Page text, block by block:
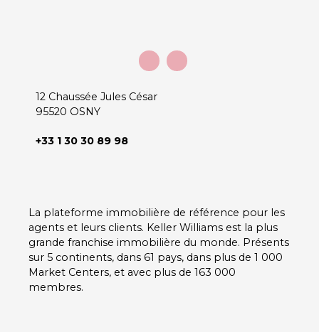
12 Chaussée Jules César
95520 OSNY
+33 1 30 30 89 98
La plateforme immobilière de référence pour les
agents et leurs clients. Keller Williams est la plus
grande franchise immobilière du monde. Présents
sur 5 continents, dans 61 pays, dans plus de 1 000
Market Centers, et avec plus de 163 000
membres.